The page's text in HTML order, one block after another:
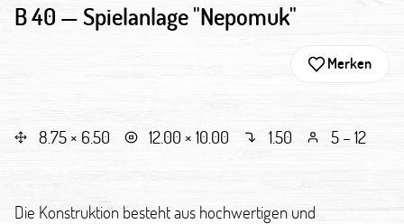
B 40 —Spielanlage "Nepomuk"
Merken
8.75 × 6.50 12.00 × 10.00 1.50 5 – 12
Die Konstruktion besteht aus hochwertigen und